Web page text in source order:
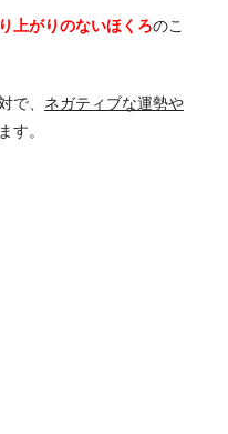
上がりのないほくろのこ
で、 ネガティブな運勢や
す。